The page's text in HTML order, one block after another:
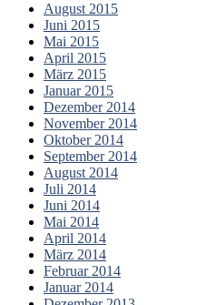
August 2015
Juni 2015
Mai 2015
April 2015
März 2015
Januar 2015
Dezember 2014
November 2014
Oktober 2014
September 2014
August 2014
Juli 2014
Juni 2014
Mai 2014
April 2014
März 2014
Februar 2014
Januar 2014